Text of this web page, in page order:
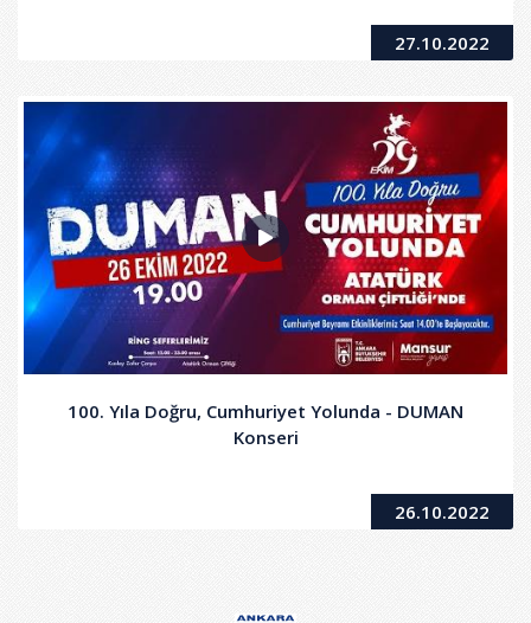
27.10.2022
100. Yıla Doğru, Cumhuriyet Yolunda - DUMAN
Konseri
26.10.2022